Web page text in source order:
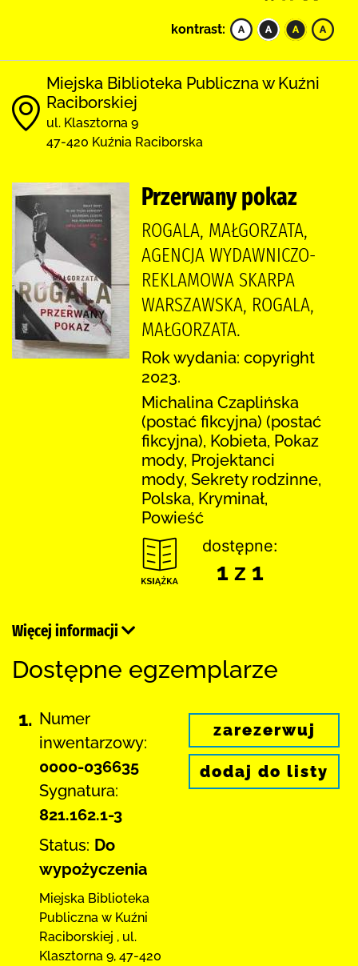
kontrast:
Miejska Biblioteka Publiczna w Kuźni
Raciborskiej
ul. Klasztorna 9
47-420 Kuźnia Raciborska
Przerwany pokaz
ROGALA, MAŁGORZATA,
AGENCJA WYDAWNICZO-
REKLAMOWA SKARPA
WARSZAWSKA, ROGALA,
MAŁGORZATA.
Rok wydania: copyright
2023.
Michalina Czaplińska
(postać fikcyjna) (postać
fikcyjna), Kobieta, Pokaz
mody, Projektanci
mody, Sekrety rodzinne,
Polska, Kryminał,
Powieść
dostępne:
1 z 1
Więcej informacji
Dostępne egzemplarze
1. Numer
inwentarzowy:
0000-036635
Sygnatura:
821.162.1-3
Status: Do
wypożyczenia
Miejska Biblioteka
Publiczna w Kuźni
Raciborskiej , ul.
Klasztorna 9, 47-420
zarezerwuj
dodaj do listy